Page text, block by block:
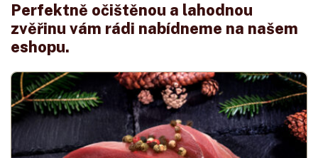
Perfektně očištěnou a lahodnou
zvěřinu vám rádi nabídneme na našem
eshopu.